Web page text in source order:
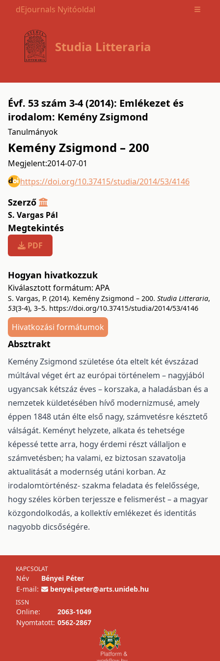
dEjournals Nyitóoldal Open
Studia Litteraria
Évf. 53 szám 3-4 (2014): Emlékezet és
irodalom: Kemény Zsigmond
Tanulmányok
Kemény Zsigmond – 200
Megjelent:2014-07-01
https://doi.org/10.37415/studia/2014/53/4146
Szerző
S. Vargas Pál
Megtekintés
PDF
Hogyan hivatkozzuk
Kiválasztott formátum: APA
S. Vargas, P. (2014). Kemény Zsigmond – 200. Studia Litteraria,
53(3-4), 3–5. https://doi.org/10.37415/studia/2014/53/4146
Hivatkozási formátumok
Absztrakt
Kemény Zsigmond születése óta eltelt két évszázad
múltával véget ért az európai történelem – nagyjából
ugyancsak kétszáz éves – korszaka, a haladásban és a
nemzetek küldetésében hívő modernizmusé, amely
éppen 1848 után élte első nagy, számvetésre késztető
válságát. Keményt helyzete, alkata és tehetsége
képessé tette arra, hogy érdemi részt vállaljon e
számvetésben; ha valami, ez biztosan szavatolja
aktualitását a modernség utáni korban. Az
irodalomtörténész- szakma feladata és felelőssége,
hogy széles körben terjessze e felismerést – a magyar
közgondolkodás, a kollektív emlékezet és identitás
nagyobb dicsőségére.
KAPCSOLAT
Név
Bényei Péter
E-mail:
benyei.peter@arts.unideb.hu
ISSN
Online:
2063-1049
Nyomtatott: 0562-2867